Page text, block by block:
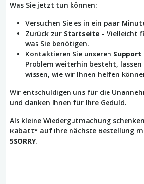
Was Sie jetzt tun können:
Versuchen Sie es in ein paar
Zurück zur Startseite - Vielleicht
was Sie benötigen.
Kontaktieren Sie unseren Support
Problem weiterhin besteht,
wissen, wie wir Ihnen helfen
Wir entschuldigen uns für die
und danken Ihnen für Ihre Geduld.
Als kleine Wiedergutmachung
Rabatt* auf Ihre nächste Bestellung
5SORRY.